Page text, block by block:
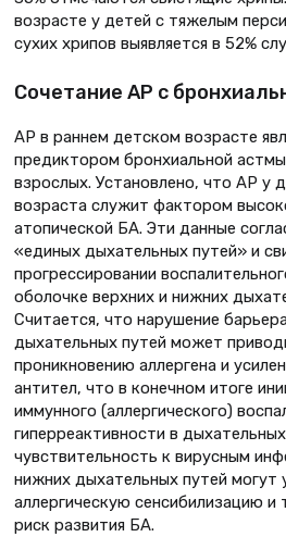
возрасте у детей с тяжелым
сухих хрипов выявляется в 52%
Сочетание АР с
АР в раннем детском возрасте
предиктором бронхиальной
взрослых. Установлено, что АР у
возраста служит фактором
атопической БА. Эти данные
«единых дыхательных путей» и
прогрессировании
оболочке верхних и нижних
Считается, что нарушение
дыхательных путей может
проникновению аллергена и
антител, что в конечном итоге
иммунного (аллергического)
гиперреактивности в
чувствительность к вирусным
нижних дыхательных путей могут
аллергическую сенсибилизацию и
риск развития БА.